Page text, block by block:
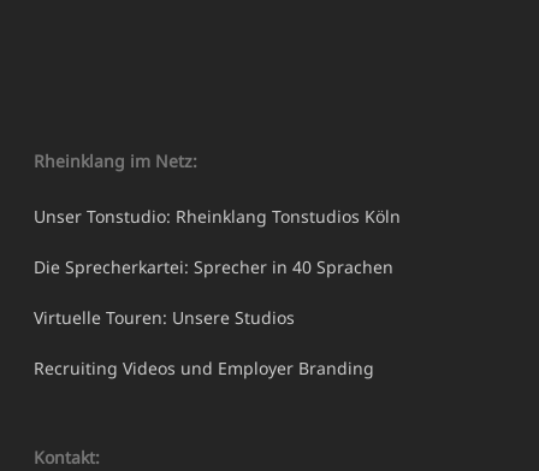
Rheinklang im Netz:
Unser Tonstudio: Rheinklang Tonstudios Köln
Die Sprecherkartei: Sprecher in 40 Sprachen
Virtuelle Touren: Unsere Studios
Recruiting Videos und Employer Branding
Kontakt: